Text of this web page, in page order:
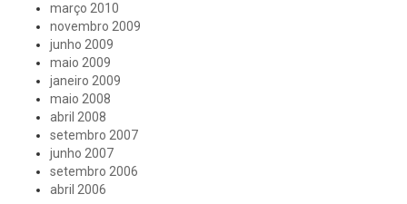
março 2010
novembro 2009
junho 2009
maio 2009
janeiro 2009
maio 2008
abril 2008
setembro 2007
junho 2007
setembro 2006
abril 2006